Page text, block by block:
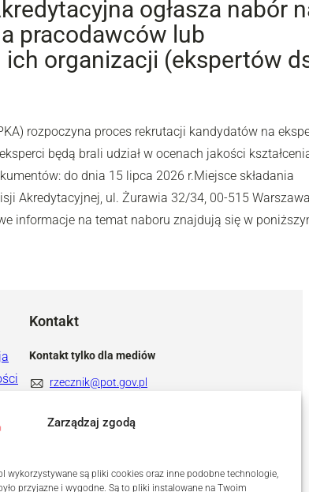
Zarządzaj zgodą
wykorzystywane są pliki cookies oraz inne podobne technologie,
przyjazne i wygodne. Są to pliki instalowane na Twoim
ogłasza nabór
pracodawców lub
organizacji (ekspertów
rozpoczyna proces rekrutacji kandydatów na
będą brali udział w ocenach jakości
do dnia 15 lipca 2026 r.Miejsce składania
Akredytacyjnej, ul. Żurawia 32/34, 00-515
informacje na temat naboru znajdują się w
Kontakt
Kontakt tylko dla mediów
rzecznik@pot.gov.pl